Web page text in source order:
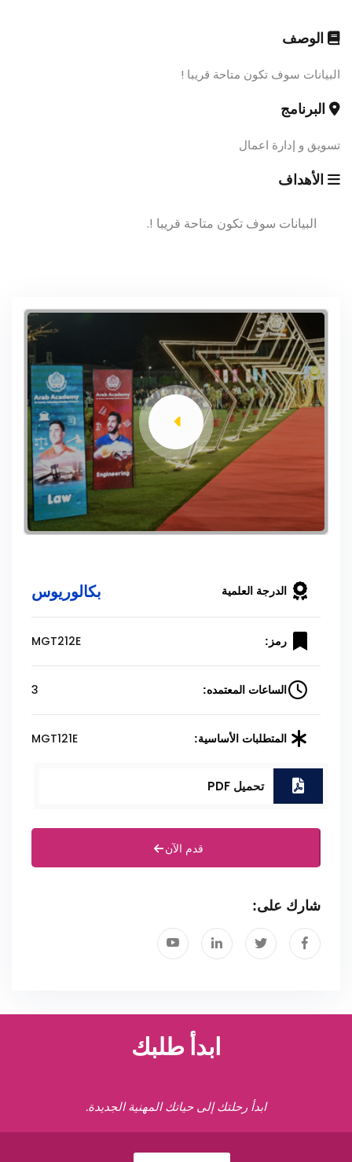
الوصف
البيانات سوف تكون متاحة قريبا !
البرنامج
تسويق و إدارة اعمال
الأهداف
البيانات سوف تكون متاحة قريبا !.
الدرجة العلمية بكالوريوس
رمز: MGT212E
الساعات المعتمده: 3
المتطلبات الأساسية: MGT121E
تحميل PDF
قدم الآن
شارك على:
ابدأ طلبك
ابدأ رحلتك إلى حياتك المهنية الجديدة.